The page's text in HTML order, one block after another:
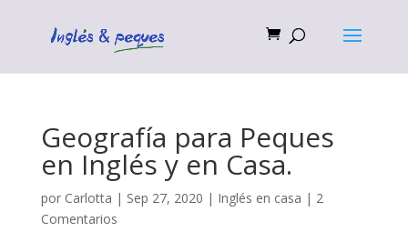
Geografía para Peques
en Inglés y en Casa.
por Carlotta | Sep 27, 2020 | Inglés en casa | 2
Comentarios